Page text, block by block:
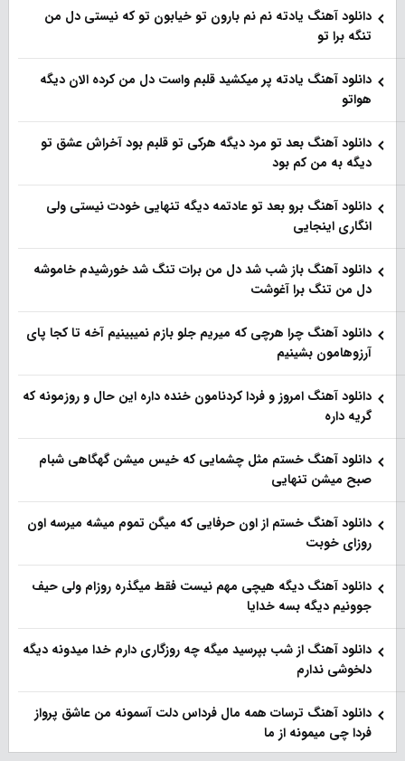
دانلود آهنگ یادته نم نم بارون تو خیابون تو که نیستی دل من
تنگه برا تو
دانلود آهنگ یادته پر میکشید قلبم واست دل من کرده الان دیگه
هواتو
دانلود آهنگ بعد تو مرد دیگه هرکی تو قلبم بود آخراش عشق تو
دیگه به من کم بود
دانلود آهنگ برو بعد تو عادتمه دیگه تنهایی خودت نیستی ولی
انگاری اینجایی
دانلود آهنگ باز شب شد دل من برات تنگ شد خورشیدم خاموشه
دل من تنگ برا آغوشت
دانلود آهنگ چرا هرچی که میریم جلو بازم نمیبینیم آخه تا کجا پای
آرزوهامون بشینیم
دانلود آهنگ امروز و فردا کردنامون خنده داره این حال و روزمونه که
گریه داره
دانلود آهنگ خستم مثل چشمایی که خیس میشن گهگاهی شبام
صبح میشن تنهایی
دانلود آهنگ خستم از اون حرفایی که میگن تموم میشه میرسه اون
روزای خوبت
دانلود آهنگ دیگه هیچی مهم نیست فقط میگذره روزام ولی حیف
جوونیم دیگه بسه خدایا
دانلود آهنگ از شب بپرسید میگه چه روزگاری دارم خدا میدونه دیگه
دلخوشی ندارم
دانلود آهنگ ترسات همه مال فرداس دلت آسمونه من عاشق پرواز
فردا چی میمونه از ما